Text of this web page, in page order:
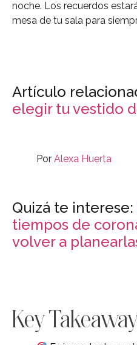
noche. Los recuerdos
mesa de tu sala para
Artículo
elegir tu vestido
Por Alexa Huerta
Quizá te interese:
tiempos de
volver a
Key